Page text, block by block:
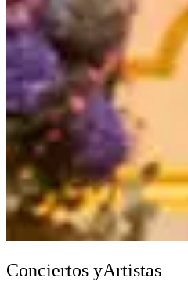
Conciertos yArtistas